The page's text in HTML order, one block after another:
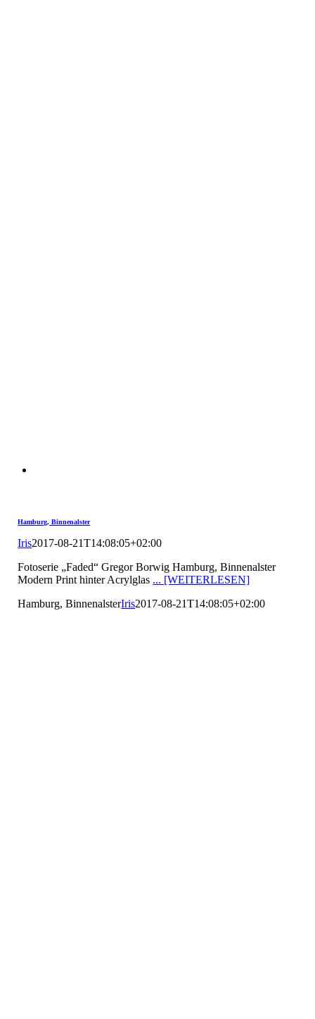
Hamburg, Binnenalster
Iris2017-08-21T14:08:05+02:00
Fotoserie „Faded“ Gregor Borwig Hamburg, Binnenalster
Modern Print hinter Acrylglas ... [WEITERLESEN]
Hamburg, BinnenalsterIris2017-08-21T14:08:05+02:00